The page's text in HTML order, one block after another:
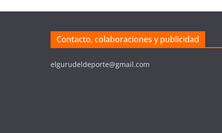
Contacto, colaboraciones y publicidad
elgurudeldeporte@gmail.com